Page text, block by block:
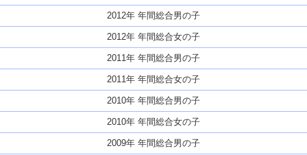
2012年 年間総合男の子
2012年 年間総合女の子
2011年 年間総合男の子
2011年 年間総合女の子
2010年 年間総合男の子
2010年 年間総合女の子
2009年 年間総合男の子